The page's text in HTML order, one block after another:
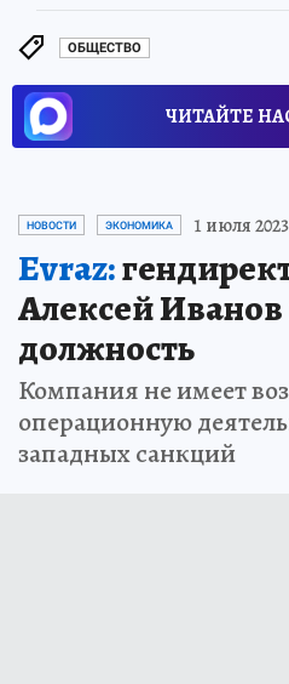
ОБЩЕСТВО
ЧИТАЙТЕ
НОВОСТИ ЭКОНОМИКА 1 июля
Evraz:
Алексей
должность
Компания не имеет
операционную
западных санкций